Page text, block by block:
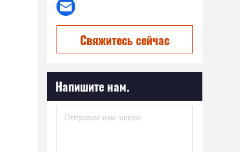
Свяжитесь сейчас
Напишите нам.